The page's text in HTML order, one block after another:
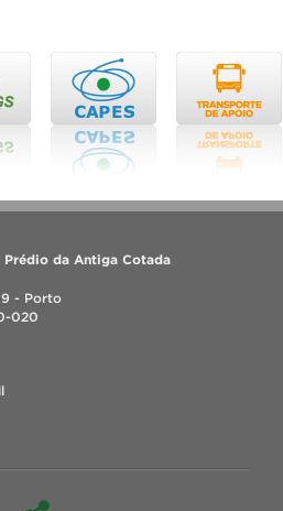
Prédio da Antiga Cotada
- Porto
020